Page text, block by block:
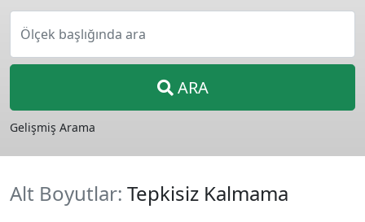
Ölçek başlığında ara
ARA
Gelişmiş Arama
Alt Boyutlar: Tepkisiz Kalmama